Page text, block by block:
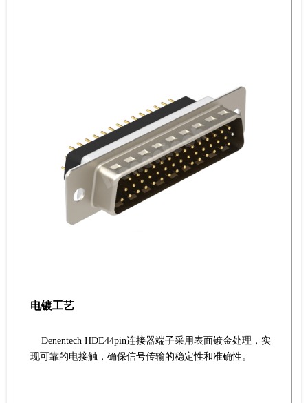
电镀工艺
Denentech HDE44pin连接器端子采用表面镀金处理，实
现可靠的电接触，确保信号传输的稳定性和准确性。